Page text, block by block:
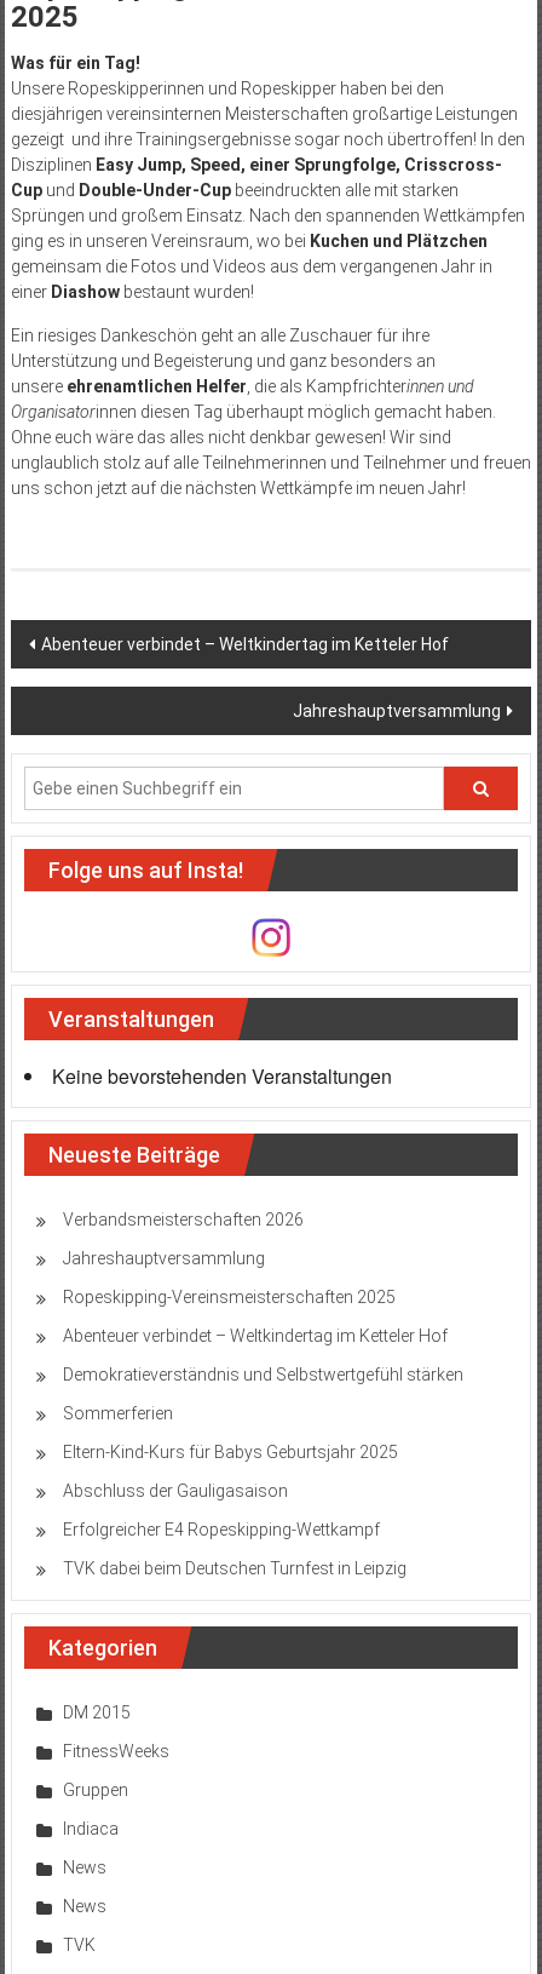
2025
Was für ein Tag!
Unsere Ropeskipperinnen und Ropeskipper haben bei den
diesjährigen vereinsinternen Meisterschaften großartige Leistungen
gezeigt und ihre Trainingsergebnisse sogar noch übertroffen! In den
Disziplinen Easy Jump, Speed, einer Sprungfolge, Crisscross-
Cupund Double-Under-Cupbeeindruckten alle mit starken
Sprüngen und großem Einsatz. Nach den spannenden Wettkämpfen
ging es in unseren Vereinsraum, wo bei Kuchen und Plätzchen
gemeinsam die Fotos und Videos aus dem vergangenen Jahr in
einer Diashowbestaunt wurden!
Ein riesiges Dankeschön geht an alle Zuschauer für ihre
Unterstützung und Begeisterung und ganz besonders an
unsere ehrenamtlichen Helfer , die als Kampfrichterinnen und
Organisatorinnen diesen Tag überhaupt möglich gemacht haben.
Ohne euch wäre das alles nicht denkbar gewesen! Wir sind
unglaublich stolz auf alle Teilnehmerinnen und Teilnehmer und freuen
uns schon jetzt auf die nächsten Wettkämpfe im neuen Jahr!
Beitragsnavigation
Abenteuer verbindet – Weltkindertag im Ketteler Hof
Jahreshauptversammlung
Folge uns auf Insta!
Veranstaltungen
Keine bevorstehenden Veranstaltungen
Neueste Beiträge
Verbandsmeisterschaften 2026
Jahreshauptversammlung
Ropeskipping-Vereinsmeisterschaften 2025
Abenteuer verbindet – Weltkindertag im Ketteler Hof
Demokratieverständnis und Selbstwertgefühl stärken
Sommerferien
Eltern-Kind-Kurs für Babys Geburtsjahr 2025
Abschluss der Gauligasaison
Erfolgreicher E4 Ropeskipping-Wettkampf
TVK dabei beim Deutschen Turnfest in Leipzig
Kategorien
DM 2015
FitnessWeeks
Gruppen
Indiaca
News
News
TVK